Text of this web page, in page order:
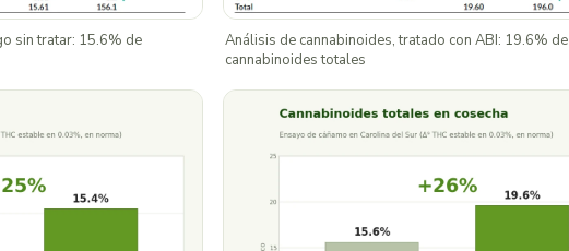
sin tratar: 15.6% de
Análisis de cannabinoides, tratado con ABI: 19.6% de
cannabinoides totales